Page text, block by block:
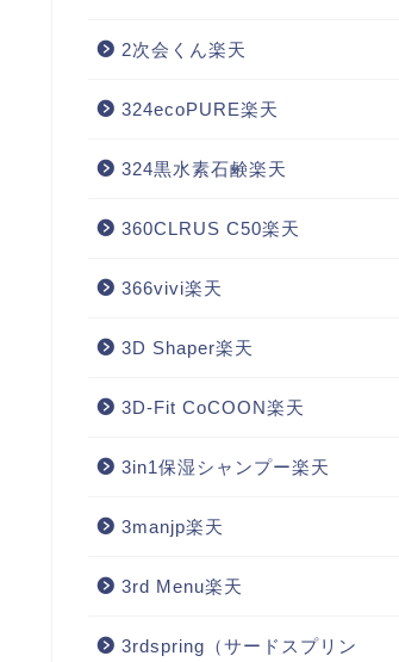
2次会くん楽天
324ecoPURE楽天
324黒水素石鹸楽天
360CLRUS C50楽天
366vivi楽天
3D Shaper楽天
3D-Fit CoCOON楽天
3in1保湿シャンプー楽天
3manjp楽天
3rd Menu楽天
3rdspring（サードスプリン